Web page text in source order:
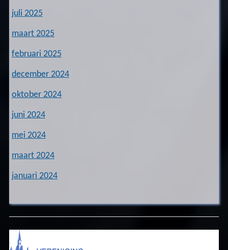
juli 2025
maart 2025
februari 2025
december 2024
oktober 2024
juni 2024
mei 2024
maart 2024
januari 2024